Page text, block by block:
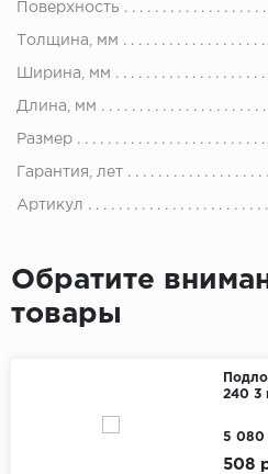
Поверхность
Толщина, мм
Ширина, мм
Длина, мм
Размер
Гарантия, лет
Артикул
Обратите
товары
240 3
508
5 080